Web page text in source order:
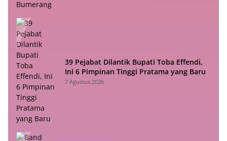
39 Pejabat Dilantik Bupati Toba Effendi,
Ini 6 Pimpinan Tinggi Pratama yang Baru
7 Agustus 2026